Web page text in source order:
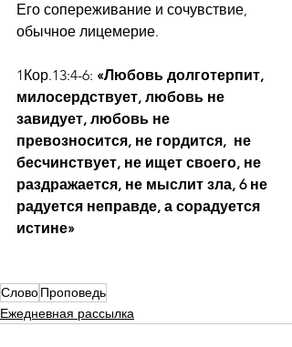
Его сопереживание и сочувствие,
обычное лицемерие.
1Кор.13:4-6: «Любовь долготерпит,
милосердствует, любовь не
завидует, любовь не
превозносится, не гордится,  не
бесчинствует, не ищет своего, не
раздражается, не мыслит зла, 6 не
радуется неправде, а сорадуется
истине»
СловоПроповедь
Ежедневная рассылка